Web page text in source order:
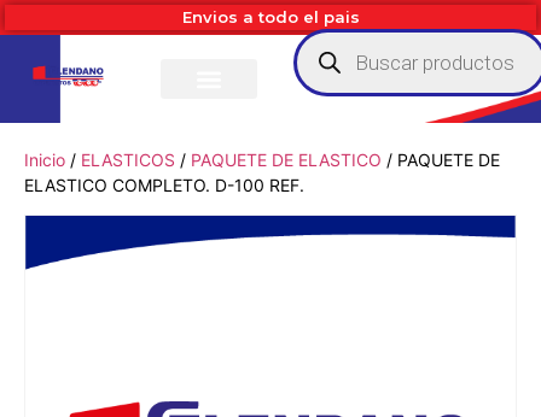
Envios a todo el pais
Inicio / ELASTICOS / PAQUETE DE ELASTICO / PAQUETE DE
ELASTICO COMPLETO. D-100 REF.